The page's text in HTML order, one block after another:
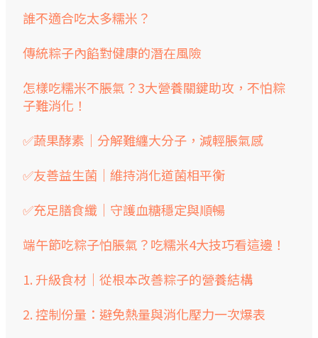
誰不適合吃太多糯米？
傳統粽子內餡對健康的潛在風險
怎樣吃糯米不脹氣？3大營養關鍵助攻，不怕粽
子難消化！
✅蔬果酵素｜分解難纏大分子，減輕脹氣感
✅友善益生菌｜維持消化道菌相平衡
✅充足膳食纖｜守護血糖穩定與順暢
端午節吃粽子怕脹氣？吃糯米4大技巧看這邊！
1. 升級食材｜從根本改善粽子的營養結構
2. 控制份量：避免熱量與消化壓力一次爆表